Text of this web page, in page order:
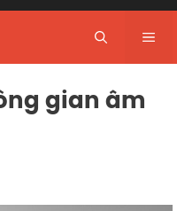
gian âm